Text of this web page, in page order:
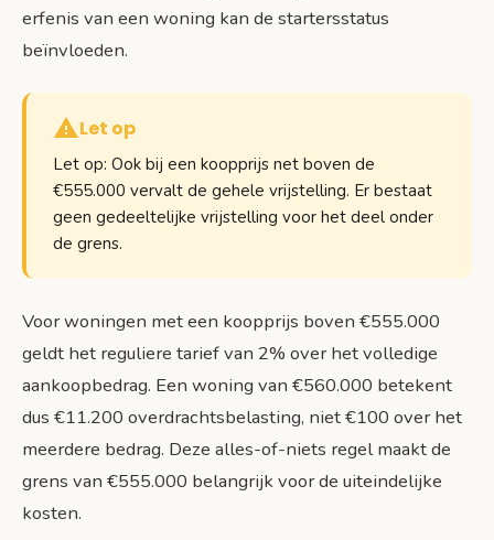
erfenis van een woning kan de startersstatus
beïnvloeden.
Let op
Let op: Ook bij een koopprijs net boven de
€555.000 vervalt de gehele vrijstelling. Er bestaat
geen gedeeltelijke vrijstelling voor het deel onder
de grens.
Voor woningen met een koopprijs boven €555.000
geldt het reguliere tarief van 2% over het volledige
aankoopbedrag. Een woning van €560.000 betekent
dus €11.200 overdrachtsbelasting, niet €100 over het
meerdere bedrag. Deze alles-of-niets regel maakt de
grens van €555.000 belangrijk voor de uiteindelijke
kosten.